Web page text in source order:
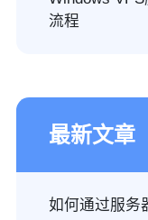
流程
最新文章
如何通过服务